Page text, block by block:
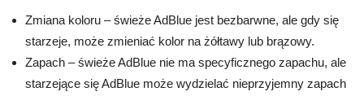
Zmiana koloru – świeże AdBlue jest bezbarwne, ale gdy się
starzeje, może zmieniać kolor na żółtawy lub brązowy.
Zapach – świeże AdBlue nie ma specyficznego zapachu, ale
starzejące się AdBlue może wydzielać nieprzyjemny zapach